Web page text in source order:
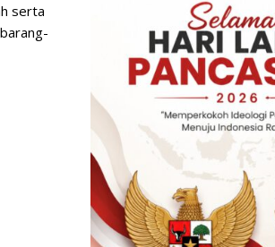
serta